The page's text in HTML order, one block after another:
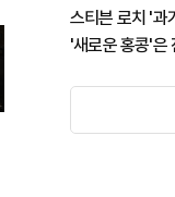
스티븐 로치 '과
'새로운 홍콩'은